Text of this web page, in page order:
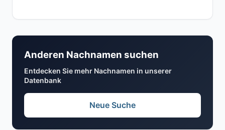
Anderen Nachnamen suchen
Entdecken Sie mehr Nachnamen in unserer
Datenbank
Neue Suche